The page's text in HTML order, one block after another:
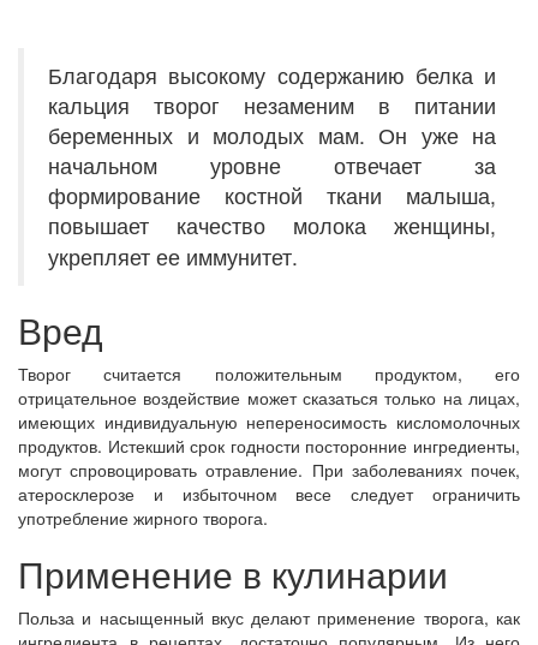
Благодаря высокому содержанию белка и
кальция творог незаменим в питании
беременных и молодых мам. Он уже на
начальном уровне отвечает за
формирование костной ткани малыша,
повышает качество молока женщины,
укрепляет ее иммунитет.
Вред
Творог считается положительным продуктом, его
отрицательное воздействие может сказаться только на лицах,
имеющих индивидуальную непереносимость кисломолочных
продуктов. Истекший срок годности посторонние ингредиенты,
могут спровоцировать отравление. При заболеваниях почек,
атеросклерозе и избыточном весе следует ограничить
употребление жирного творога.
Применение в кулинарии
Польза и насыщенный вкус делают применение творога, как